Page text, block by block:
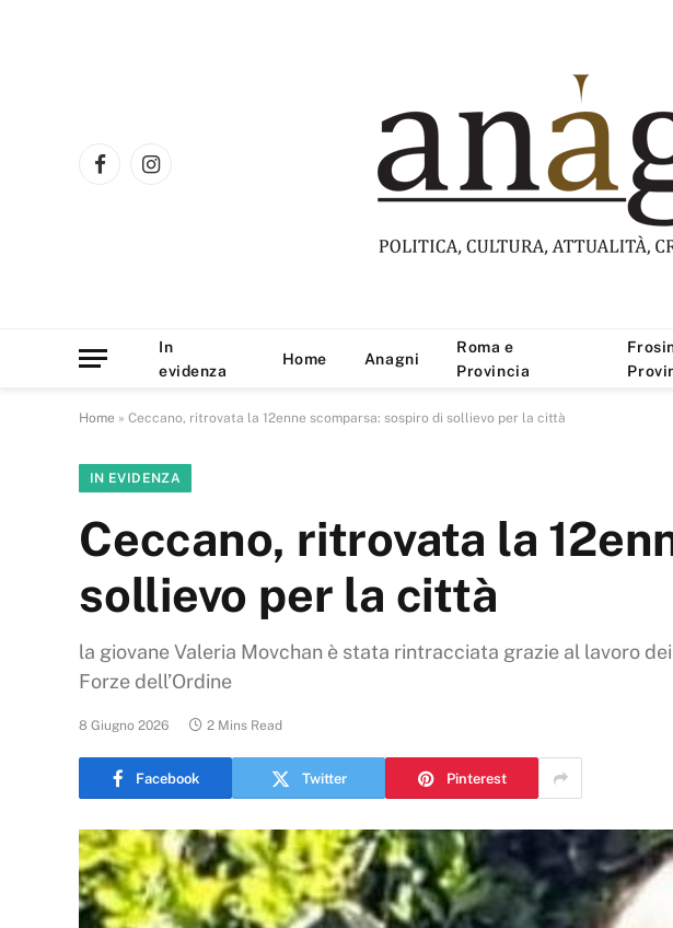
FacebookInstagram
In
evidenza
Home Anagni
Roma e
Provincia
Home » Ceccano, ritrovata la 12enne scomparsa: sospiro di sollievo per la città
IN EVIDENZA
Ceccano, ritrovata la
sollievo per la città
la giovane Valeria Movchan è stata rintracciata grazie al lavoro
Forze dell’Ordine
8 Giugno 2026 2 Mins Read
Facebook Twitter Pinterest